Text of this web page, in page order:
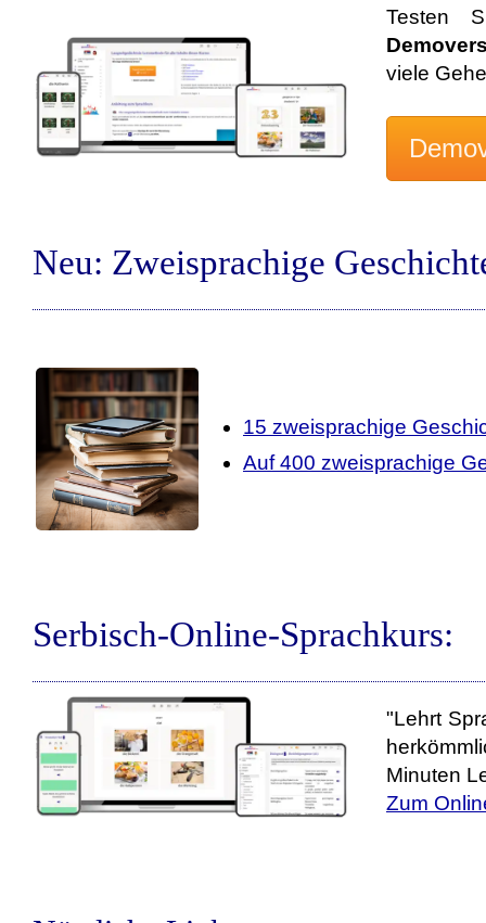
Testen
viele
Neu: Zweisprachige
15 zweisprachige
Auf 400 zweisprachige
Serbisch-Online-Sprachkurs:
"Lehrt
Minuten
Zum